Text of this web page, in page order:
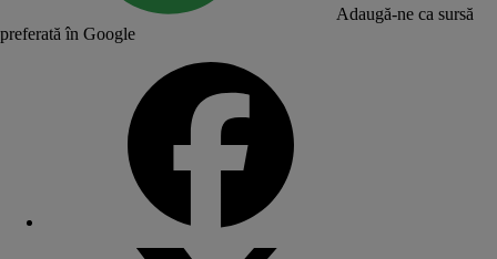
Adaugă-ne ca sursă
preferată în Google